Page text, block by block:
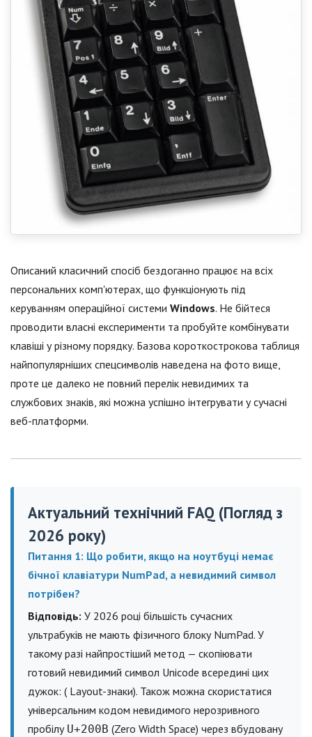
Описаний класичний спосіб бездоганно працює на всіх
персональних комп'ютерах, що функціонують під
керуванням операційної системи Windows. Не бійтеся
проводити власні експерименти та пробуйте комбінувати
клавіші у різному порядку. Базова короткострокова таблиця
найпопулярніших спецсимволів наведена на фото вище,
проте це далеко не повний перелік невидимих та
службових знаків, які можна успішно інтегрувати у сучасні
веб-платформи.
Актуальний технічний FAQ (Погляд з
2026 року)
Питання 1: Що робити, якщо на ноутбуці немає
бічної клавіатури NumPad, а невидимий символ
потрібен?
Відповідь: У 2026 році більшість сучасних
ультрабуків не мають фізичного блоку NumPad. У
такому разі найпростіший метод — скопіювати
готовий невидимий символ Unicode всередині цих
дужок: (‏‌‍⁠ Layout-знаки). Також можна скористатися
універсальним кодом невидимого нерозривного
пробілу U+200B (Zero Width Space) через вбудовану